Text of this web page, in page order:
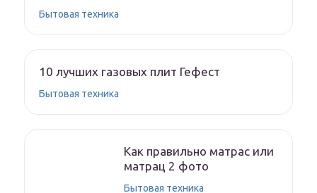
Бытовая техника
10 лучших газовых плит Гефест
Бытовая техника
Как правильно матрас или
матрац 2 фото
Бытовая техника